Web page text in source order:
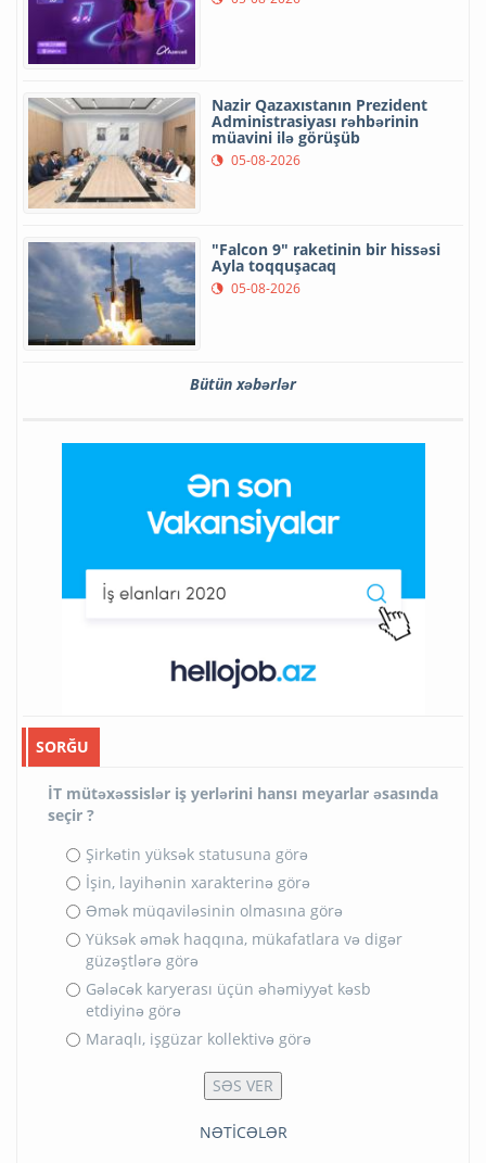
Nazir Qazaxıstanın Prezident
Administrasiyası rəhbərinin
müavini ilə görüşüb
05-08-2026
"Falcon 9" raketinin bir hissəsi
Ayla toqquşacaq
05-08-2026
Bütün xəbərlər
SORĞU
İT mütəxəssislər iş yerlərini hansı meyarlar əsasında
seçir ?
Şirkətin yüksək statusuna görə
İşin, layihənin xarakterinə görə
Əmək müqaviləsinin olmasına görə
Yüksək əmək haqqına, mükafatlara və digər
güzəştlərə görə
Gələcək karyerası üçün əhəmiyyət kəsb
etdiyinə görə
Maraqlı, işgüzar kollektivə görə
NƏTİCƏLƏR